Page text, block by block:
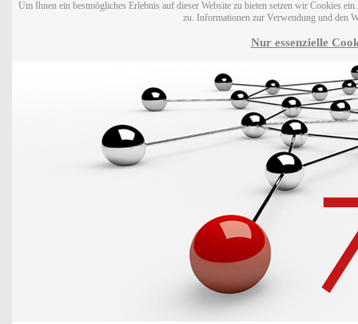
Um Ihnen ein bestmögliches Erlebnis auf dieser Website zu bieten setzen wir Cookies
zu. Informationen zur Verwendung und den
Nur essenzielle